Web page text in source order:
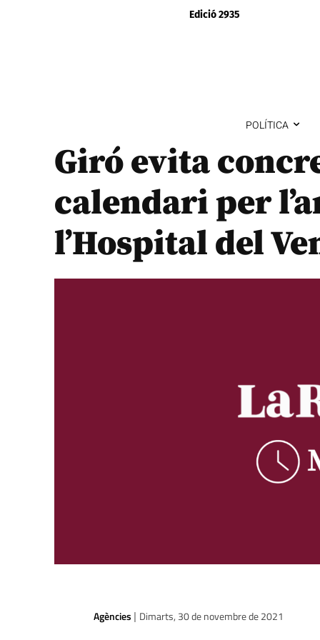
Edició 2935
POLÍTICA
Giró evita
calendari per
l’Hospital del
Agències | Dimarts, 30 de novembre de 2021